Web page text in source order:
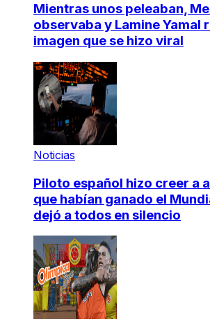
Mientras unos peleaban,
observaba y Lamine Yamal
imagen que se hizo viral
Noticias
Piloto español hizo creer a
que habían ganado el
dejó a todos en silencio